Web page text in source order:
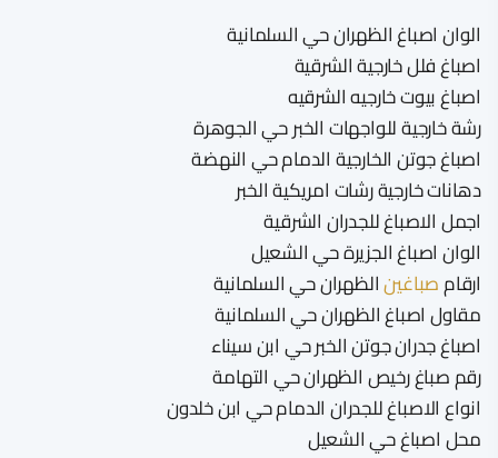
الوان اصباغ الظهران حي السلمانية
اصباغ فلل خارجية الشرقية
اصباغ بيوت خارجيه الشرقيه
رشة خارجية للواجهات الخبر حي الجوهرة
اصباغ جوتن الخارجية الدمام حي النهضة
دهانات خارجية رشات امريكية الخبر
اجمل الاصباغ للجدران الشرقية
الوان اصباغ الجزيرة حي الشعيل
ارقامصباغينالظهران حي السلمانية
مقاول اصباغ الظهران حي السلمانية
اصباغ جدران جوتن الخبر حي ابن سيناء
رقم صباغ رخيص الظهران حي التهامة
انواع الاصباغ للجدران الدمام حي ابن خلدون
محل اصباغ حي الشعيل